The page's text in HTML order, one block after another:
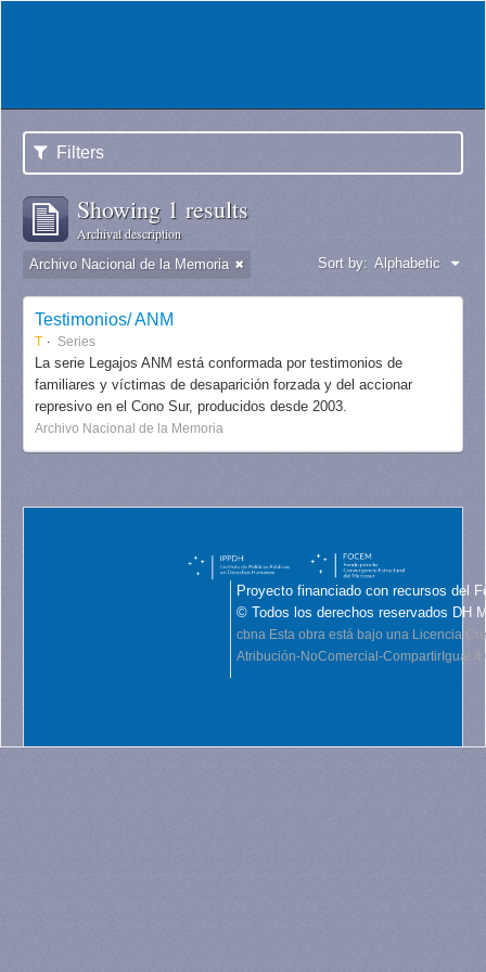
Filters
Showing 1 results
Archival description
Archivo Nacional de la Memoria Sort by: Alphabetic
Testimonios/ ANM
T Series
La serie Legajos ANM está conformada por testimonios de
familiares y víctimas de desaparición forzada y del accionar
represivo en el Cono Sur, producidos desde 2003.
Archivo Nacional de la Memoria
Proyecto financiado con recursos del
© Todos los derechos reservados DH
cbna Esta obra está bajo una Licencia
Atribución-NoComercial-CompartirIgual